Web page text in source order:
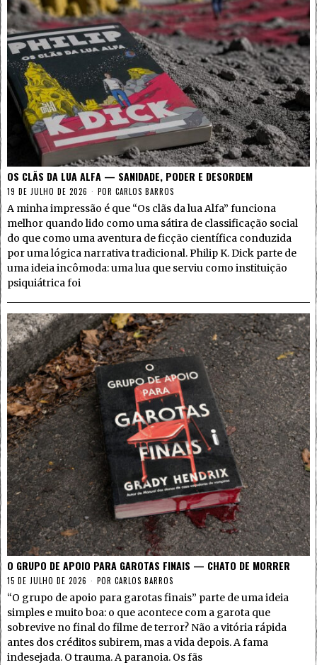
OS CLÃS DA LUA ALFA — SANIDADE, PODER E DESORDEM
19 DE JULHO DE 2026 POR CARLOS BARROS
A minha impressão é que “Os clãs da lua Alfa” funciona
melhor quando lido como uma sátira de classificação social
do que como uma aventura de ficção científica conduzida
por uma lógica narrativa tradicional. Philip K. Dick parte de
uma ideia incômoda: uma lua que serviu como instituição
psiquiátrica foi
O GRUPO DE APOIO PARA GAROTAS FINAIS — CHATO DE MORRER
15 DE JULHO DE 2026 POR CARLOS BARROS
“O grupo de apoio para garotas finais” parte de uma ideia
simples e muito boa: o que acontece com a garota que
sobrevive no final do filme de terror? Não a vitória rápida
antes dos créditos subirem, mas a vida depois. A fama
indesejada. O trauma. A paranoia. Os fãs